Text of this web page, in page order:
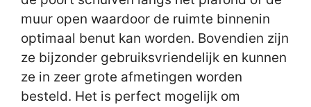
muur open waardoor de ruimte binnenin
optimaal benut kan worden. Bovendien zijn
ze bijzonder gebruiksvriendelijk en kunnen
ze in zeer grote afmetingen worden
besteld. Het is perfect mogelijk om